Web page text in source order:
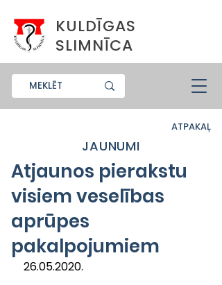
KULDĪGAS
SLIMNĪCA
ATPAKAĻ
JAUNUMI
Atjaunos pierakstu
visiem veselības
aprūpes
pakalpojumiem
26.05.2020.